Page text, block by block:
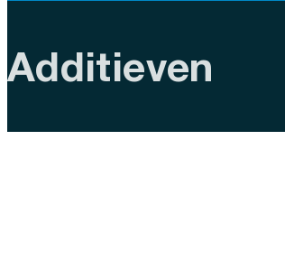
Additieven